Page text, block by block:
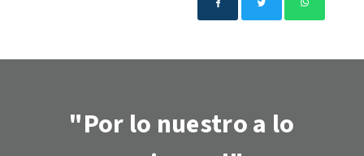
"Por lo nuestro a lo